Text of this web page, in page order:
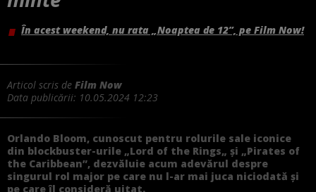
În acest weekend, nu rata „Noaptea de 12”, pe Film Now!
Articol scris de Film Now
Data publicării: 10.05.2024 12:23
Orlando Bloom, cunoscut pentru rolurile sale iconice
din blockbuster-urile „Lord of the Rings„ și „Pirates of
the Caribbean”, dezvăluie acum adevărul despre
singurul rol major pe care nu l-ar mai juca niciodată și
pe care îl consideră uitat.